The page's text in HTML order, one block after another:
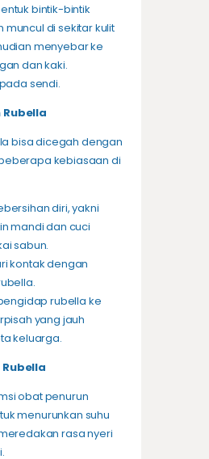
bintik-bintik
muncul di sekitar kulit
menyebar ke
dan kaki.
sendi.
bisa dicegah dengan
kebiasaan di
diri, yakni
mandi dan cuci
sabun.
kontak dengan
rubella ke
yang jauh
keluarga.
obat penurun
menurunkan suhu
rasa nyeri